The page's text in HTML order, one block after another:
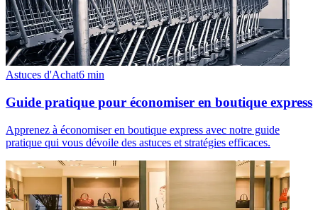
Astuces d'Achat6 min
Guide pratique pour économiser en boutique express
Apprenez à économiser en boutique express avec notre guide
pratique qui vous dévoile des astuces et stratégies efficaces.